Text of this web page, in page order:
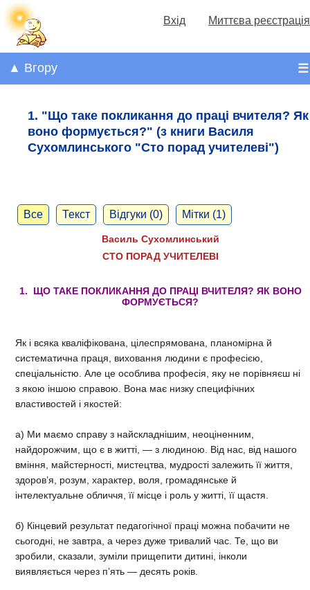
Вхід Миттєва реєстрація
☰
▲ Вгору
1. "Що таке покликання до праці вчителя? Як
воно формується?" (з книги Василя
Сухомлинського "Сто порад учителеві")
Все Текст Відгуки (0) Мітки (1)
Василь Сухомлинський
СТО ПОРАД УЧИТЕЛЕВІ
1. ЩО ТАКЕ ПОКЛИКАННЯ ДО ПРАЦІ ВЧИТЕЛЯ? ЯК ВОНО
ФОРМУЄТЬСЯ?
Як і всяка кваліфікована, цілеспрямована, планомірна й
систематична праця, виховання людини є професією,
спеціальністю. Але це особлива професія, яку не порівняєш ні
з якою іншою справою. Вона має низку специфічних
властивостей і якостей:
а) Ми маємо справу з найскладнішим, неоціненним,
найдорожчим, що є в житті, — з людиною. Від нас, від нашого
вміння, майстерності, мистецтва, мудрості залежить її життя,
здоров’я, розум, характер, воля, громадянське й
інтелектуальне обличчя, її місце і роль у житті, її щастя.
б) Кінцевий результат педагогічної праці можна побачити не
сьогодні, не завтра, а через дуже тривалий час. Те, що ви
зробили, сказали, зуміли прищепити дитині, інколи
виявляється через п’ять — десять років.